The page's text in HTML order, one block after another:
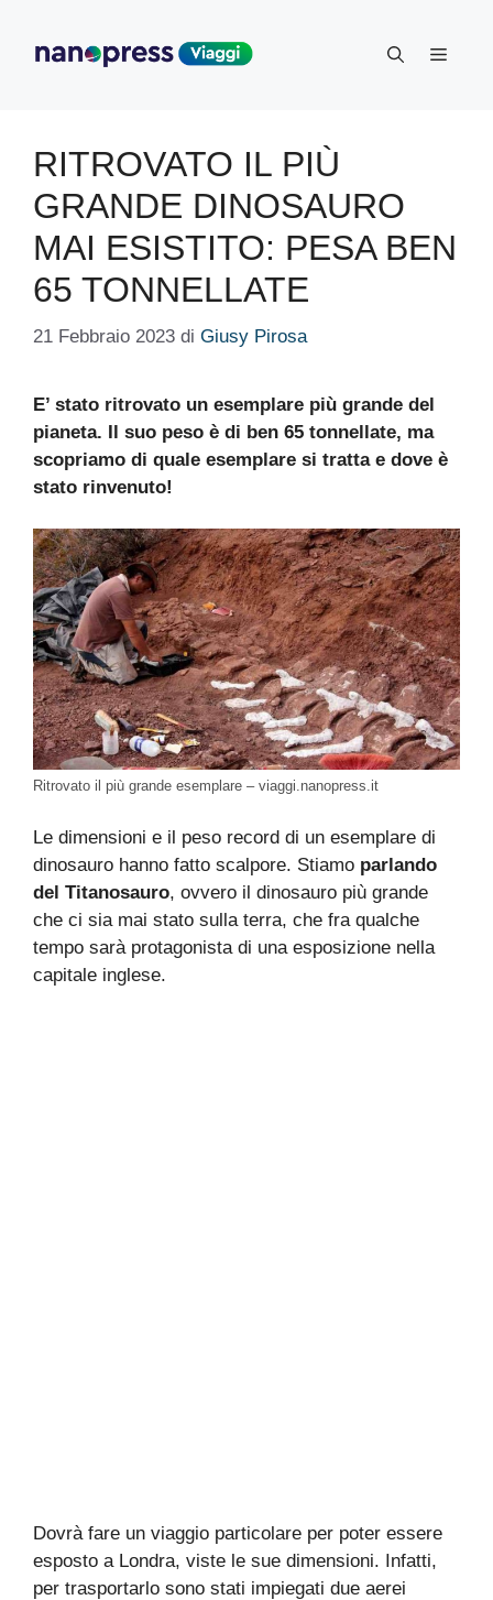
contenuto
Menu
RITROVATO IL PIÙ
GRANDE DINOSAURO
MAI ESISTITO: PESA BEN
65 TONNELLATE
21 Febbraio 2023 di Giusy Pirosa
E’ stato ritrovato un esemplare più grande del
pianeta. Il suo peso è di ben 65 tonnellate, ma
scopriamo di quale esemplare si tratta e dove è
stato rinvenuto!
Ritrovato il più grande esemplare – viaggi.nanopress.it
Le dimensioni e il peso record di un esemplare di
dinosauro hanno fatto scalpore. Stiamo parlando
del Titanosauro, ovvero il dinosauro più grande
che ci sia mai stato sulla terra, che fra qualche
tempo sarà protagonista di una esposizione nella
capitale inglese.
Dovrà fare un viaggio particolare per poter essere
esposto a Londra, viste le sue dimensioni. Infatti,
per trasportarlo sono stati impiegati due aerei